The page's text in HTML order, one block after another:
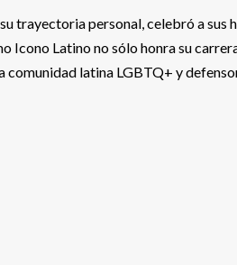
trayectoria personal, celebró a sus
Icono Latino no sólo honra su
latina LGBTQ+ y